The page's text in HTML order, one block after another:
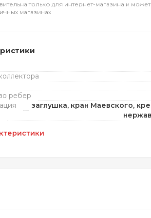
только для интернет-магазина и может
магазинах
ребер
заглушка, кран Маевского,